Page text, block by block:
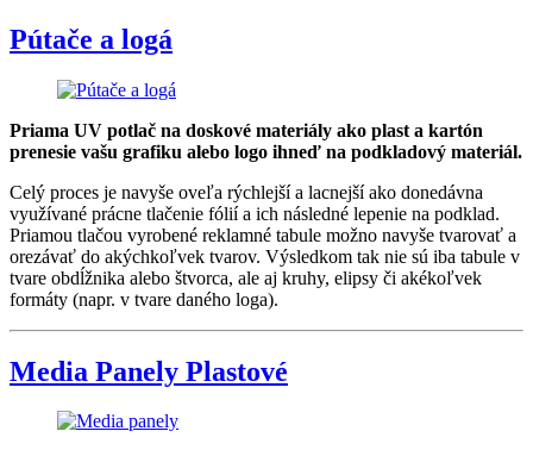
Pútače a logá
Priama UV potlač na doskové materiály ako plast a kartón
prenesie vašu grafiku alebo logo ihneď na podkladový materiál.
Celý proces je navyše oveľa rýchlejší a lacnejší ako donedávna
využívané prácne tlačenie fólií a ich následné lepenie na podklad.
Priamou tlačou vyrobené reklamné tabule možno navyše tvarovať a
orezávať do akýchkoľvek tvarov. Výsledkom tak nie sú iba tabule v
tvare obdĺžnika alebo štvorca, ale aj kruhy, elipsy či akékoľvek
formáty (napr. v tvare daného loga).
Media Panely Plastové